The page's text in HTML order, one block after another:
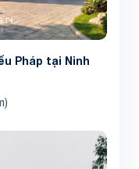
Pháp tại Ninh